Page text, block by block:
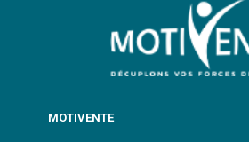
MOTIVENTE